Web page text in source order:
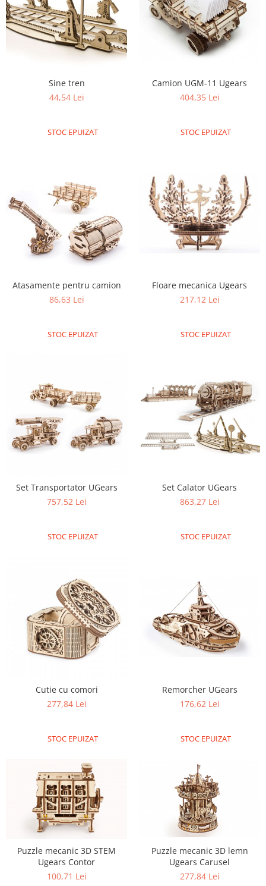
Sine tren
44,54 Lei
STOC EPUIZAT
Camion UGM-11 Ugears
404,35 Lei
STOC EPUIZAT
Atasamente pentru camion
86,63 Lei
STOC EPUIZAT
Floare mecanica Ugears
217,12 Lei
STOC EPUIZAT
Set Transportator UGears
757,52 Lei
STOC EPUIZAT
Set Calator UGears
863,27 Lei
STOC EPUIZAT
Cutie cu comori
277,84 Lei
STOC EPUIZAT
Remorcher UGears
176,62 Lei
STOC EPUIZAT
Puzzle mecanic 3D STEM
Ugears Contor
100,71 Lei
Puzzle mecanic 3D lemn
Ugears Carusel
277,84 Lei